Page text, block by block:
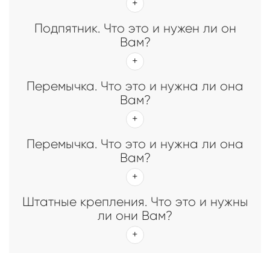
Подпятник. Что это и нужен ли он
Вам?
Перемычка. Что это и нужна ли она
Вам?
Перемычка. Что это и нужна ли она
Вам?
Штатные крепления. Что это и нужны
ли они Вам?